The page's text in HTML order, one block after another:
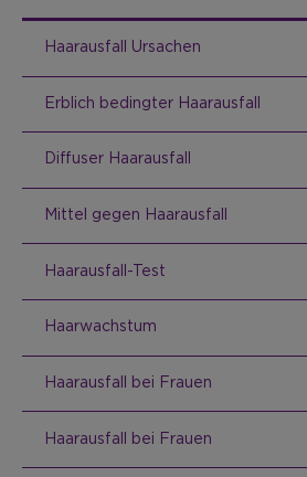
Haarausfall Ursachen
Erblich bedingter Haarausfall
Diffuser Haarausfall
Mittel gegen Haarausfall
Haarausfall-Test
Haarwachstum
Haarausfall bei Frauen
Haarausfall bei Frauen